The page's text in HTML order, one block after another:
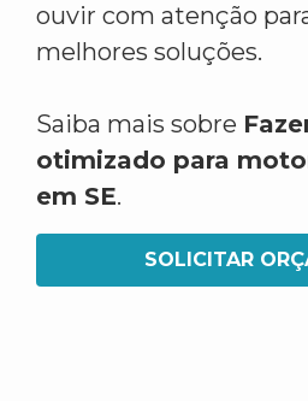
ouvir com atenção
melhores soluções.
Saiba mais sobre
otimizado para
em SE.
SOLICITAR